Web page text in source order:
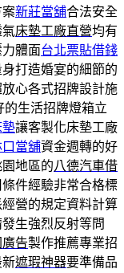
案新莊當舖合法安全
氣床墊工廠直營均有
體面台北票貼借錢
打造婚宴的細節的
心各式招牌設計施
的生活招牌燈箱立
墊讓客製化床墊工廠
口當舖資金週轉的好
地區的八德汽車借
件經驗非常合格標
營的規定資料計算
生強烈反射等問
告製作推薦專業招
新遮瑕神器要準備品